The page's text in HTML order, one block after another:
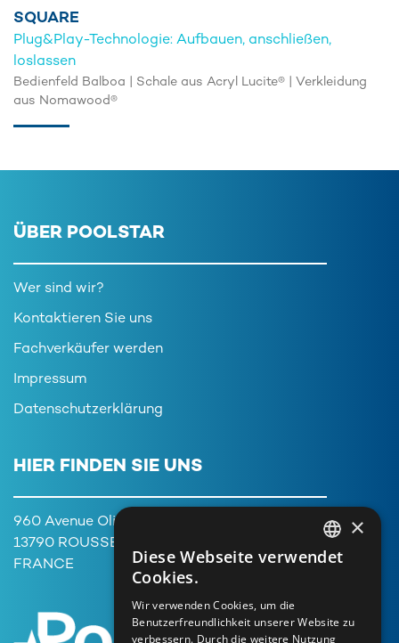
SQUARE
Plug&Play-Technologie: Aufbauen, anschließen,
loslassen
Bedienfeld Balboa | Schale aus Acryl Lucite® | Verkleidung
aus Nomawood®
ÜBER POOLSTAR
Wer sind wir?
Kontaktieren Sie uns
Fachverkäufer werden
Impressum
Datenschutzerklärung
HIER FINDEN SIE UNS
960 Avenue Olivier Perroy,
13790 ROUSSET
FRANCE
FRENCH
GERMAN
×
Diese Webseite verwendet
Cookies.
Wir verwenden Cookies, um die
Benutzerfreundlichkeit unserer Website zu
verbessern. Durch die weitere Nutzung